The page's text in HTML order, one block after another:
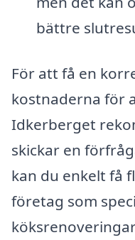
bättre
För att få en
kostnaderna för
Idkerberget
skickar en
kan du enkelt få
företag som